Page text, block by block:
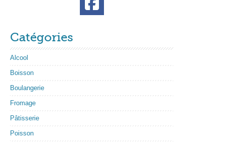
Catégories
Alcool
Boisson
Boulangerie
Fromage
Pâtisserie
Poisson